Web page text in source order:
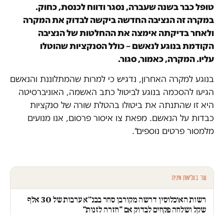
טופל כבר בשנה שעברה, נסגר ודווח לכנסת, כחוק.
במקרה זה הנציבה החדשה ביקשה לבדוק את המקרה
ולאחר בדיקתה אימצה את ההחלטות של הנציבה
הקודמת בנוגע לנאשם – כולל הסנקציות שהוטלו
עליו. המקרה, כאמור, סגור.
בנוגע למקרה האחרון, נדגיש כי למרות שהמתלוננת והנאשם
הגיעו להסכמה בנוגע לביטול כתב האשמה, האוניברסיטה
היא זו שהתנתה את ביטולו בהטלת שורה של סנקציות
כבדות על הנאשם. מפאת צו איסור פרסום, אנו מנועים
מלמסור פרטים נוספים".
עוד באלימות מינית
רשות האוכלוסין דרשה מקורבן סחר בבנ״א ערבות של 30 אלף
שקל ושלחה פקחים לבדוק אם "חזרה לזנות"